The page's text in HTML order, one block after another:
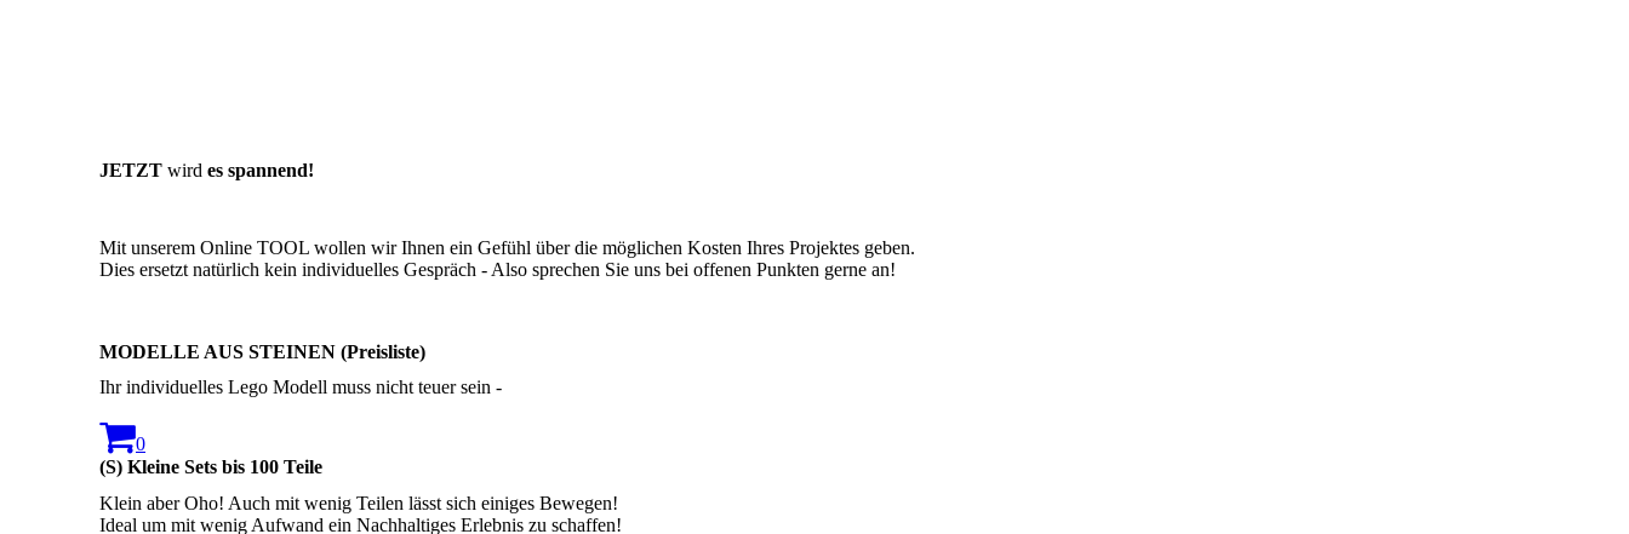
JETZT wird es spannend!
Mit unserem Online TOOL wollen wir Ihnen ein Gefühl über die möglichen Kosten Ihres Projektes geben.
Dies ersetzt natürlich kein individuelles Gespräch - Also sprechen Sie uns bei offenen Punkten gerne an!
MODELLE AUS STEINEN (Preisliste)
Ihr individuelles Lego Modell muss nicht teuer sein -
0
(S) Kleine Sets bis 100 Teile
Klein aber Oho! Auch mit wenig Teilen lässt sich einiges Bewegen!
Ideal um mit wenig Aufwand ein Nachhaltiges Erlebnis zu schaffen!